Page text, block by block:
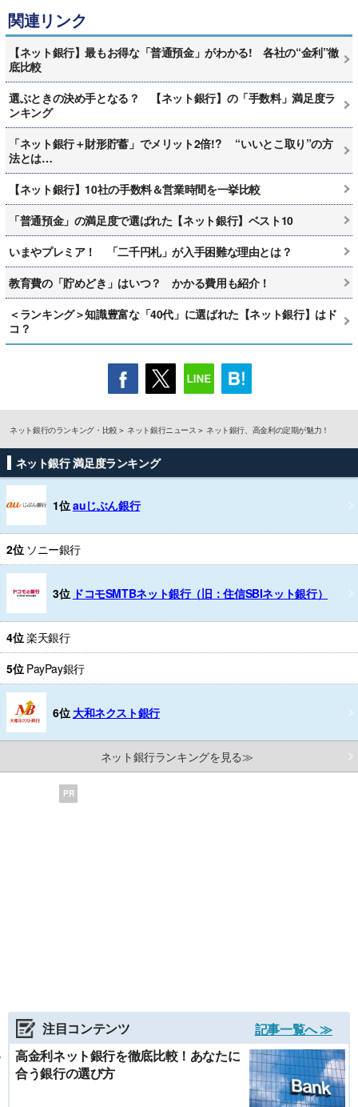
関連リンク
【ネット銀行】最もお得な「普通預金」がわかる! 各社の“金利”徹
底比較
選ぶときの決め手となる？ 【ネット銀行】の「手数料」満足度ラ
ンキング
「ネット銀行＋財形貯蓄」でメリット2倍!? “いいとこ取り”の方
法とは…
【ネット銀行】10社の手数料＆営業時間を一挙比較
「普通預金」の満足度で選ばれた【ネット銀行】ベスト10
いまやプレミア！ 「二千円札」が入手困難な理由とは？
教育費の「貯めどき」はいつ？ かかる費用も紹介！
＜ランキング＞知識豊富な「40代」に選ばれた【ネット銀行】はド
コ？
ネット銀行のランキング・比較 ネット銀行ニュース ネット銀行、高金利の定期が魅力！
ネット銀行 満足度ランキング
1位auじぶん銀行
2位 ソニー銀行
3位 ドコモSMTBネット銀行（旧：住信SBIネット銀行）
4位楽天銀行
5位 PayPay銀行
6位 大和ネクスト銀行
ネット銀行ランキングを見る≫
PR
注目コンテンツ
記事一覧へ ≫
高金利ネット銀行を徹底比較！あなたに
合う銀行の選び方